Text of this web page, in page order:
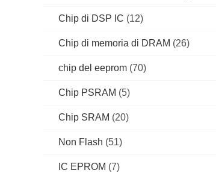
Chip di DSP IC (12)
Chip di memoria di DRAM (26)
chip del eeprom (70)
Chip PSRAM (5)
Chip SRAM (20)
Non Flash (51)
IC EPROM (7)